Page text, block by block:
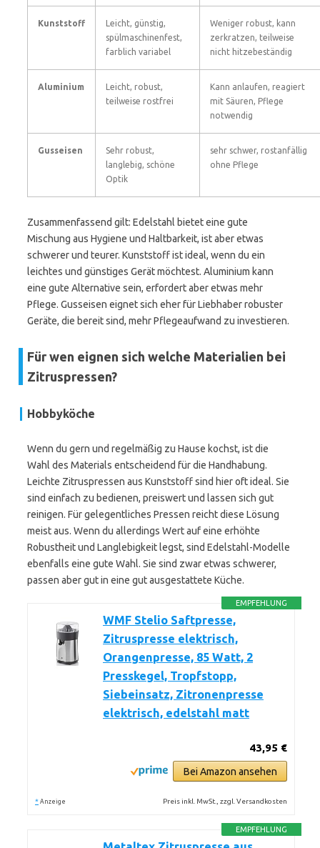
Kunststoff
Leicht, günstig,
spülmaschinenfest,
farblich variabel
Weniger robust, kann
zerkratzen, teilweise
nicht hitzebeständig
Aluminium
Leicht, robust,
teilweise rostfrei
Kann anlaufen, reagiert
mit Säuren, Pflege
notwendig
Gusseisen
Sehr robust,
langlebig, schöne
Optik
sehr schwer, rostanfällig
ohne Pflege
Zusammenfassend gilt: Edelstahl bietet eine gute
Mischung aus Hygiene und Haltbarkeit, ist aber etwas
schwerer und teurer. Kunststoff ist ideal, wenn du ein
leichtes und günstiges Gerät möchtest. Aluminium kann
eine gute Alternative sein, erfordert aber etwas mehr
Pflege. Gusseisen eignet sich eher für Liebhaber robuster
Geräte, die bereit sind, mehr Pflegeaufwand zu investieren.
Für wen eignen sich welche Materialien bei
Zitruspressen?
Hobbyköche
Wenn du gern und regelmäßig zu Hause kochst, ist die
Wahl des Materials entscheidend für die Handhabung.
Leichte Zitruspressen aus Kunststoff sind hier oft ideal. Sie
sind einfach zu bedienen, preiswert und lassen sich gut
reinigen. Für gelegentliches Pressen reicht diese Lösung
meist aus. Wenn du allerdings Wert auf eine erhöhte
Robustheit und Langlebigkeit legst, sind Edelstahl-Modelle
ebenfalls eine gute Wahl. Sie sind zwar etwas schwerer,
passen aber gut in eine gut ausgestattete Küche.
EMPFEHLUNG
WMF Stelio Saftpresse,
Zitruspresse elektrisch,
Orangenpresse, 85 Watt, 2
Presskegel, Tropfstopp,
Siebeinsatz, Zitronenpresse
elektrisch, edelstahl matt
43,95 €
Bei Amazon ansehen
* Anzeige Preis inkl. MwSt., zzgl. Versandkosten
EMPFEHLUNG